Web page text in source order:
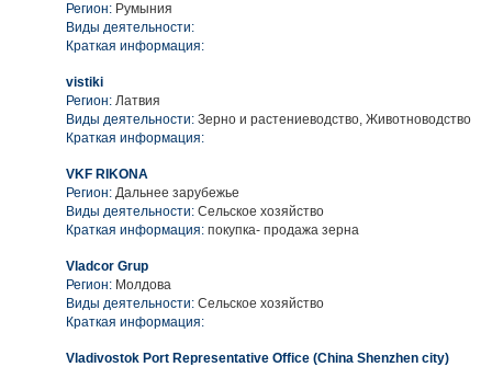
Регион: Румыния
Виды деятельности:
Краткая информация:
vistiki
Регион: Латвия
Виды деятельности: Зерно и растениеводство, Животноводство
Краткая информация:
VKF RIKONA
Регион: Дальнее зарубежье
Виды деятельности: Сельское хозяйство
Краткая информация: покупка- продажа зерна
Vladcor Grup
Регион: Молдова
Виды деятельности: Сельское хозяйство
Краткая информация:
Vladivostok Port Representative Office (China Shenzhen city)